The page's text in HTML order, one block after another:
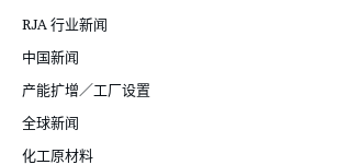
RJA 行业新闻
中国新闻
产能扩增／工厂设置
全球新闻
化工原材料